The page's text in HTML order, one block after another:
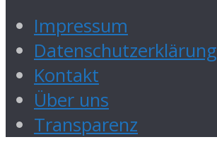
Impressum
Datenschutzerklärung
Kontakt
Über uns
Transparenz